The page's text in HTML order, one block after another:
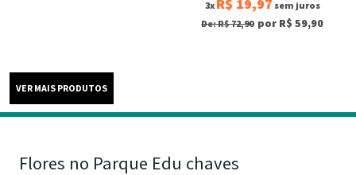
3x
sem juros
De: R$ 72,90 por R$ 59,90
Flores no Parque Edu chaves